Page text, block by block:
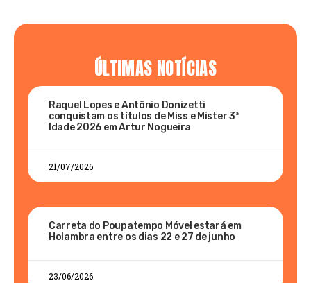
ÚLTIMAS NOTÍCIAS
Raquel Lopes e Antônio Donizetti
conquistam os títulos de Miss e Mister 3ª
Idade 2026 em Artur Nogueira
21/07/2026
Carreta do Poupatempo Móvel estará em
Holambra entre os dias 22 e 27 de junho
23/06/2026